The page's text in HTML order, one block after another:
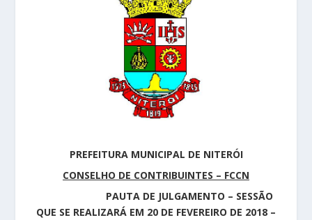
PREFEITURA MUNICIPAL DE NITERÓI
CONSELHO DE CONTRIBUINTES – FCCN
PAUTA DE JULGAMENTO – SESSÃO
QUE SE REALIZARÁ EM 20 DE FEVEREIRO DE 2018 –